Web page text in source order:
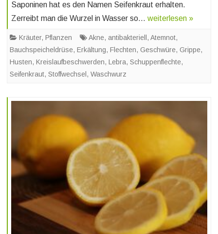
Saponinen hat es den Namen Seifenkraut erhalten.
Zerreibt man die Wurzel in Wasser so… weiterlesen »
Kräuter, Pflanzen Akne, antibakteriell, Atemnot,
Bauchspeicheldrüse, Erkältung, Flechten, Geschwüre, Grippe,
Husten, Kreislaufbeschwerden, Lebra, Schuppenflechte,
Seifenkraut, Stoffwechsel, Waschwurz